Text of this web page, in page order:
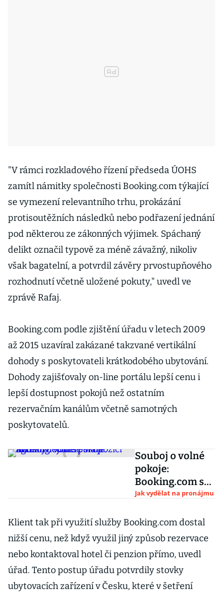
"V rámci rozkladového řízení předseda ÚOHS
zamítl námitky společnosti Booking.com týkající
se vymezení relevantního trhu, prokázání
protisoutěžních následků nebo podřazení jednání
pod některou ze zákonných výjimek. Spáchaný
delikt označil typově za méně závažný, nikoliv
však bagatelní, a potvrdil závěry prvostupňového
rozhodnutí včetně uložené pokuty," uvedl ve
zprávě Rafaj.
Booking.com podle zjištění úřadu v letech 2009
až 2015 uzavíral zakázané takzvané vertikální
dohody s poskytovateli krátkodobého ubytování.
Dohody zajišťovaly on-line portálu lepší cenu i
lepší dostupnost pokojů než ostatním
rezervačním kanálům včetně samotných
poskytovatelů.
Souboj o volné
pokoje:
Booking.com se
stále agresivněji
Airbnb
Jak vydělat na pronájmu
Klient tak při využití služby Booking.com dostal
nižší cenu, než když využil jiný způsob rezervace
nebo kontaktoval hotel či penzion přímo, uvedl
úřad. Tento postup úřadu potvrdily stovky
ubytovacích zařízení v Česku, které v šetření